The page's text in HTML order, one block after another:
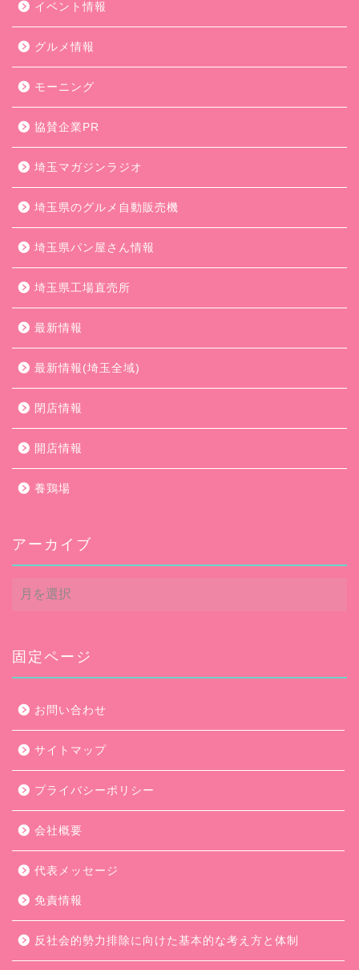
イベント情報
グルメ情報
モーニング
協賛企業PR
埼玉マガジンラジオ
埼玉県のグルメ自動販売機
埼玉県パン屋さん情報
埼玉県工場直売所
最新情報
最新情報(埼玉全域)
閉店情報
開店情報
養鶏場
アーカイブ
ア
ー
ブ
固定ページ
お問い合わせ
サイトマップ
プライバシーポリシー
会社概要
代表メッセージ
免責情報
反社会的勢力排除に向けた基本的な考え方と体制